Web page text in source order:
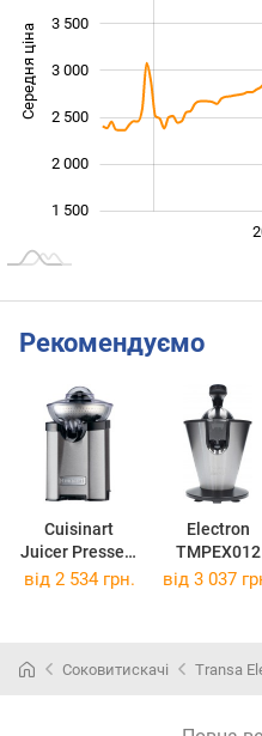
Середня ціна 1 500
1 500
2 000
2 500
3 000
3 500
Рекомендуємо
Cuisinart
Juicer Presses-
Agrumes CCJ-
Electron
TMPEX012
від 2 534 грн. від 3 037
Соковитискачі Transa